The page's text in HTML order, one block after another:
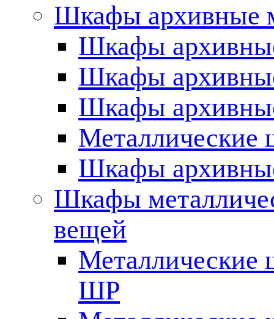
Шкафы архивные
Шкафы
Шкафы
Шкафы
Шкафы
Шкафы
вещей
Металлические
ШР